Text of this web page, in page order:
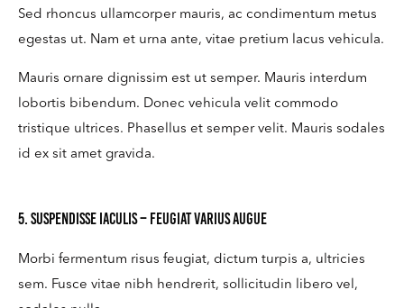
Sed rhoncus ullamcorper mauris, ac condimentum metus
egestas ut. Nam et urna ante, vitae pretium lacus vehicula.
Mauris ornare dignissim est ut semper. Mauris interdum
lobortis bibendum. Donec vehicula velit commodo
tristique ultrices. Phasellus et semper velit. Mauris sodales
id ex sit amet gravida.
5. Suspendisse iaculis – feugiat varius augue
Morbi fermentum risus feugiat, dictum turpis a, ultricies
sem. Fusce vitae nibh hendrerit, sollicitudin libero vel,